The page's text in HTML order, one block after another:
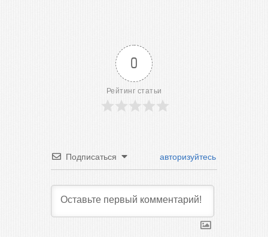
0
Рейтинг статьи
Подписаться авторизуйтесь